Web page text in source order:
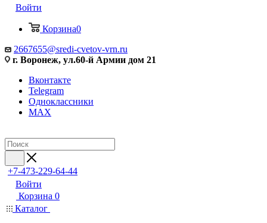
Войти
Корзина0
2667655@sredi-cvetov-vrn.ru
г. Воронеж, ул.60-й Армии дом 21
Вконтакте
Telegram
Одноклассники
MAX
+7-473-229-64-44
Войти
Корзина 0
Каталог